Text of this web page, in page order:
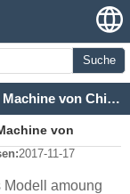
Suche
Kaufen Best CNC 3040 CNC 3040Z Router Machine von ChinaCNCzone
von
2017-11-17
Modell amoung